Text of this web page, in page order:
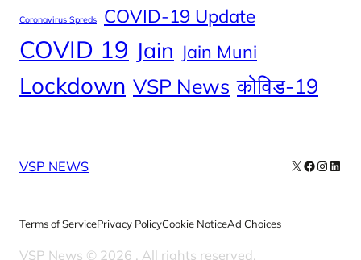
Coronavirus Spreds COVID-19 Update
COVID 19 Jain Jain Muni
Lockdown VSP News कोविड-19
VSP NEWS X Facebook
Terms of ServicePrivacy PolicyCookie NoticeAd Choices
VSP News © 2026 . All rights reserved.